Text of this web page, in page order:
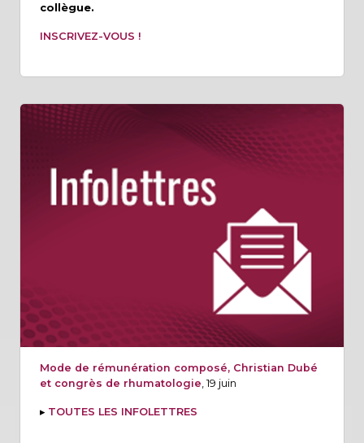
collègue.
INSCRIVEZ-VOUS !
Mode de rémunération composé, Christian Dubé
et congrès de rhumatologie , 19 juin
▸ TOUTES LES INFOLETTRES